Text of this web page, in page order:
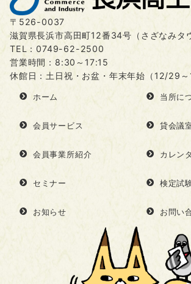
〒526-0037
滋賀県長浜市高田町12番34号（さざなみタ
TEL： 0749-62-2500
営業時間：8:30～17:15
休館日：土日祝・お盆・年末年始（12/29～
ホーム 当所に
会員サービス 貸会議
会員事業所紹介 カレン
セミナー 検定試
お知らせ お問い